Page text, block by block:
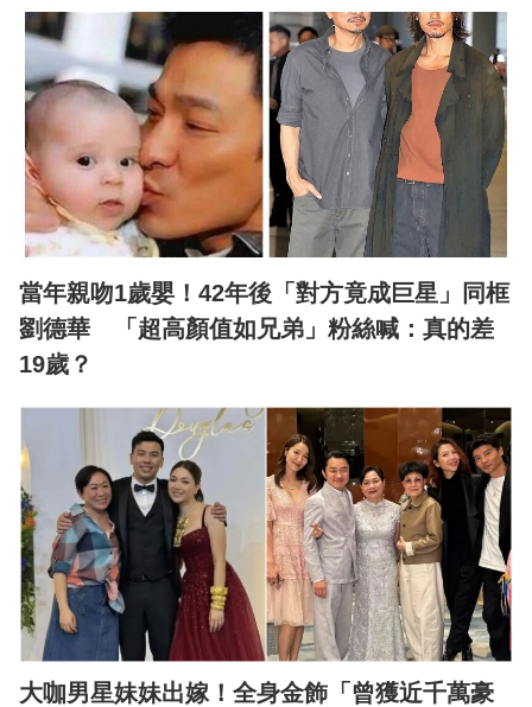
當年親吻1歲嬰！42年後「對方竟成巨星」同框
劉德華 「超高顏值如兄弟」粉絲喊：真的差
19歲？
大咖男星妹妹出嫁！全身金飾「曾獲近千萬豪